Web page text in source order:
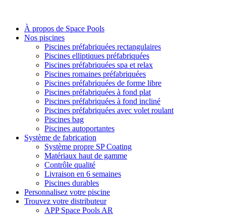
À propos de Space Pools
Nos piscines
Piscines préfabriquées rectangulaires
Piscines elliptiques préfabriquées
Piscines préfabriquées spa et relax
Piscines romaines préfabriquées
Piscines préfabriquées de forme libre
Piscines préfabriquées à fond plat
Piscines préfabriquées à fond incliné
Piscines préfabriquées avec volet roulant
Piscines bag
Piscines autoportantes
Système de fabrication
Système propre SP Coating
Matériaux haut de gamme
Contrôle qualité
Livraison en 6 semaines
Piscines durables
Personnalisez votre piscine
Trouvez votre distributeur
APP Space Pools AR